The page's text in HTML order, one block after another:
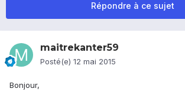
Répondre à ce sujet
maitrekanter59
Posté(e) 12 mai 2015
Bonjour,